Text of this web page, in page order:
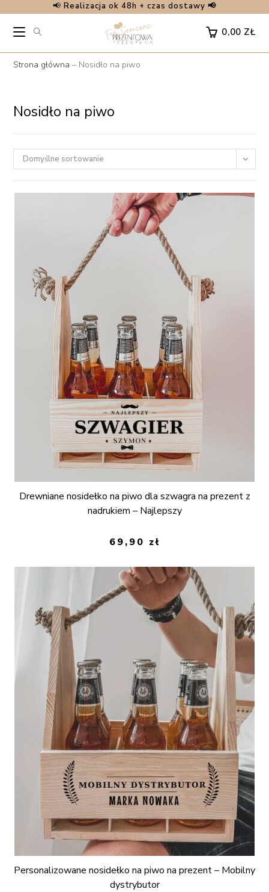
content
📢 Realizacja ok 48h + czas dostawy 📢
0,00 ZŁ
Strona główna – Nosidło na piwo
Nosidło na piwo
Domyślne sortowanie
Drewniane nosidełko na piwo dla szwagra na prezent z
nadrukiem – Najlepszy
69,90 zł
Personalizowane nosidełko na piwo na prezent – Mobilny
dystrybutor